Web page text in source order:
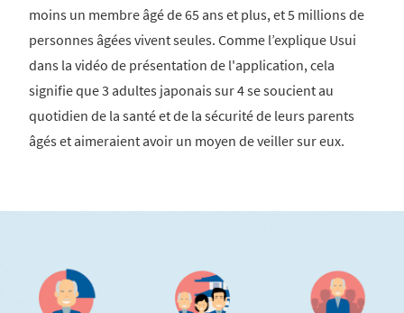
moins un membre âgé de 65 ans et plus, et 5 millions de
personnes âgées vivent seules. Comme l’explique Usui
dans la vidéo de présentation de l'application, cela
signifie que 3 adultes japonais sur 4 se soucient au
quotidien de la santé et de la sécurité de leurs parents
âgés et aimeraient avoir un moyen de veiller sur eux.